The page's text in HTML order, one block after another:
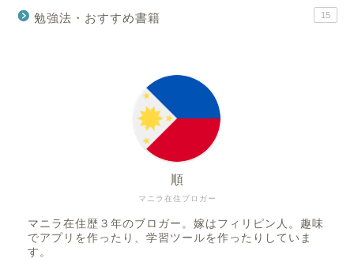
勉強法・おすすめ書籍 15
マニラ在住ブロガー
順
マニラ在住歴３年のブロガー。嫁はフィリピン人。趣味
でアプリを作ったり、学習ツールを作ったりしていま
す。